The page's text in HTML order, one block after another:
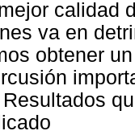
calidad
va en
obtener